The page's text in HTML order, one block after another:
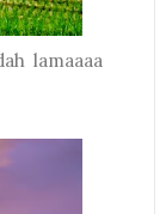
lamaaaa